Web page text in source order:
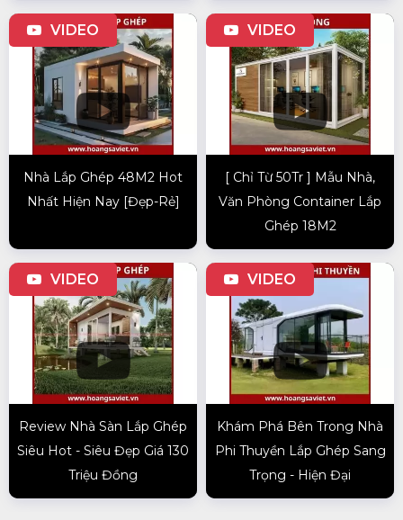
VIDEO
Nhà Lắp Ghép 48M2 Hot
Nhất Hiện Nay [Đẹp-Rẻ]
VIDEO
[ Chỉ Từ 50Tr ] Mẫu Nhà,
Văn Phòng Container Lắp
Ghép 18M2
VIDEO
Review Nhà Sàn Lắp Ghép
Siêu Hot - Siêu Đẹp Giá 130
Triệu Đồng
VIDEO
Khám Phá Bên Trong Nhà
Phi Thuyền Lắp Ghép Sang
Trọng - Hiện Đại